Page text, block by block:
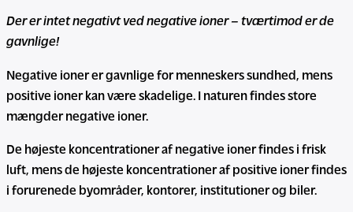
Der er intet negativt ved negative ioner – tværtimod er de
gavnlige!
Negative ioner er gavnlige for menneskers sundhed, mens
positive ioner kan være skadelige. I naturen findes store
mængder negative ioner.
De højeste koncentrationer af negative ioner findes i frisk
luft, mens de højeste koncentrationer af positive ioner findes
i forurenede byområder, kontorer, institutioner og biler.